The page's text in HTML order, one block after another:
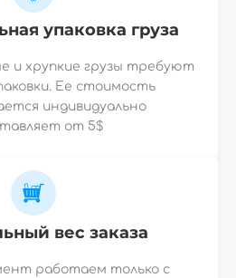
упаковка груза
и хрупкие грузы требуют
Ее стоимость
индивидуально
от 5$
вес заказа
работаем только с